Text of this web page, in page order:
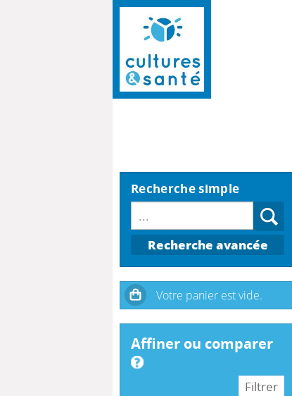
Recherche simple
Recherche avancée
affiner ou comparer